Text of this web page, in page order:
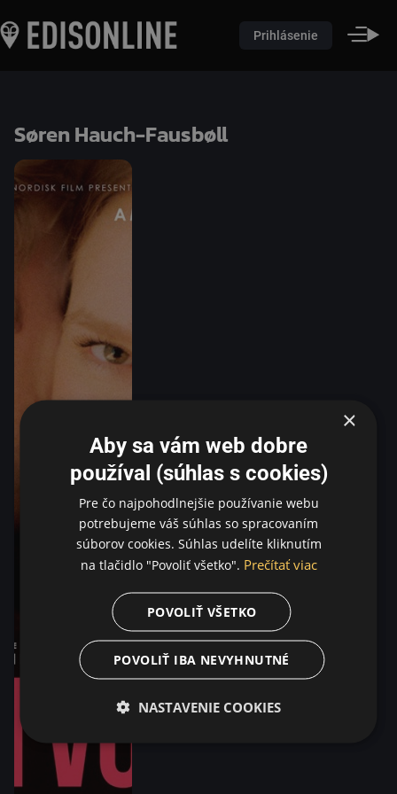
Prihlásenie
Søren Hauch-Fausbøll
×
Aby sa vám web dobre
používal (súhlas s cookies)
Pre čo najpohodlnejšie používanie webu
potrebujeme váš súhlas so spracovaním
súborov cookies. Súhlas udelíte kliknutím
na tlačidlo "Povoliť všetko". Prečítať viac
POVOLIŤ VŠETKO
POVOLIŤ IBA NEVYHNUTNÉ
NASTAVENIE COOKIES